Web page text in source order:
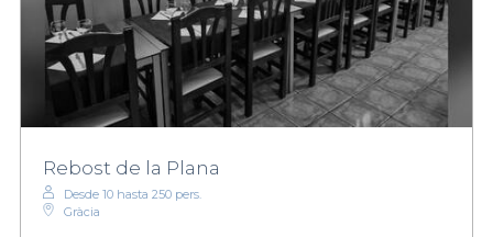
Rebost de la Plana
Desde 10 hasta 250 pers.
Gràcia